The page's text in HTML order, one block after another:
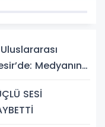
Medyanın
SESİ